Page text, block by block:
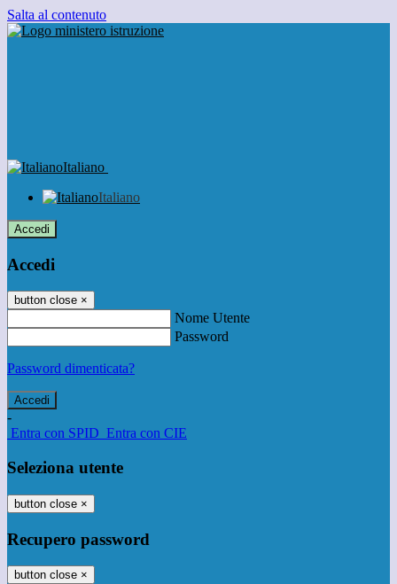
Salta al contenuto
Italiano
Italiano
Accedi
Accedi
button close ×
Nome Utente
Password
Password dimenticata?
-
Entra con SPID Entra con CIE
Seleziona utente
button close ×
Recupero password
button close ×